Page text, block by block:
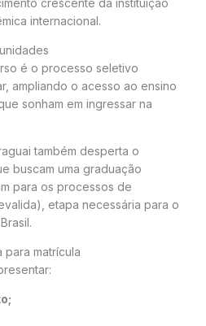
internacional.
é o processo seletivo
ampliando o acesso ao ensino
sonham em ingressar na
também desperta o
buscam uma graduação
para os processos de
etapa necessária para o
para matrícula